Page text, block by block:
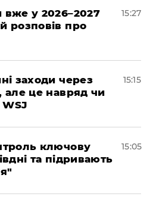
вже у 2026–2027
розповів про
15:27
заходи через
але це навряд чи
15:15
ключову
та підривають
15:05